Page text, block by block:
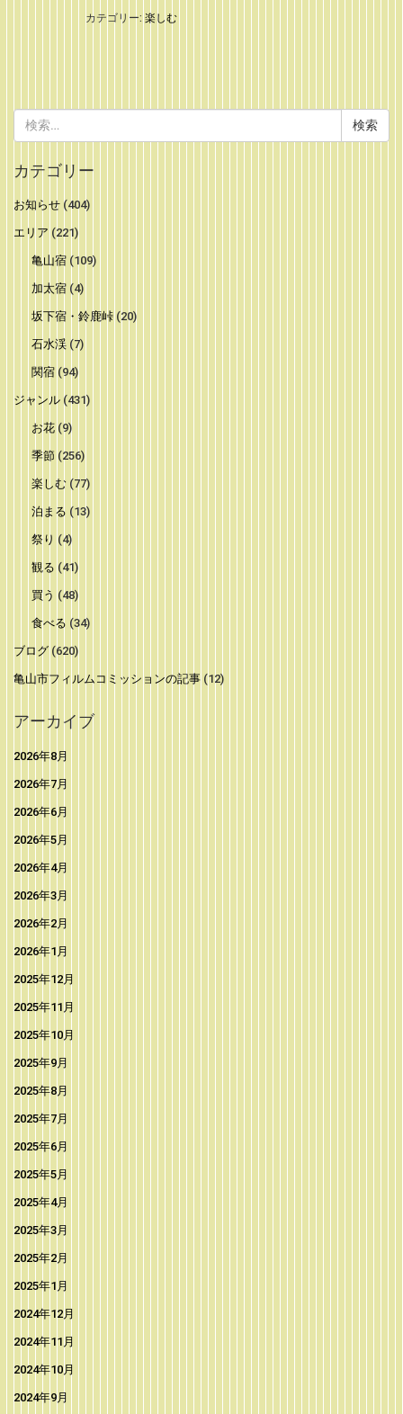
カテゴリー: 楽しむ
索:
カテゴリー
お知らせ (404)
エリア (221)
亀山宿(109)
加太宿(4)
坂下宿・鈴鹿峠(20)
石水渓(7)
関宿(94)
ジャンル (431)
お花(9)
季節 (256)
楽しむ (77)
泊まる (13)
祭り (4)
観る (41)
買う (48)
食べる (34)
ブログ (620)
亀山市フィルムコミッションの記事 (12)
アーカイブ
2026年8月
2026年7月
2026年6月
2026年5月
2026年4月
2026年3月
2026年2月
2026年1月
2025年12月
2025年11月
2025年10月
2025年9月
2025年8月
2025年7月
2025年6月
2025年5月
2025年4月
2025年3月
2025年2月
2025年1月
2024年12月
2024年11月
2024年10月
2024年9月